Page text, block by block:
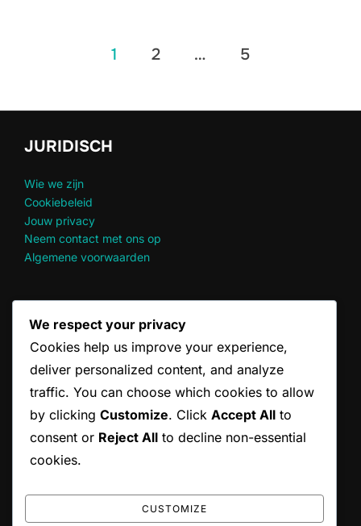
1 2 … 5
JURIDISCH
Wie we zijn
Cookiebeleid
Jouw privacy
Neem contact met ons op
Algemene voorwaarden
Doubles Scoring Richtlijnen: Officiële, Amateur,
Vriendschappelijke wedstrijden
Doubles Servevolgorde: Rotatie, Volgorde, Spelersrollen
Dubbels Serve Verduidelijkingen: Veelgestelde Vragen,
Veelvoorkomende Misverstanden
Doubles Scoring Variaties: Gemengd dubbel,
Geslachtsregels, Aanpassingen
Teamcoördinatie
We respect your privacy
Cookies help us improve your experience,
deliver personalized content, and analyze
traffic. You can choose which cookies to allow
by clicking Customize. Click Accept All to
consent or Reject All to decline non-essential
cookies.
CUSTOMIZE